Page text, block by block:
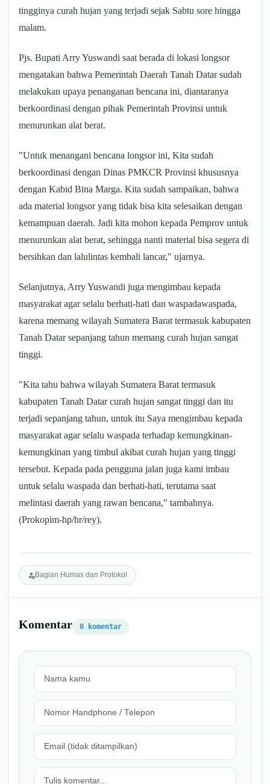
tingginya curah hujan yang terjadi sejak Sabtu sore hingga
malam.
Pjs. Bupati Arry Yuswandi saat berada di lokasi longsor
mengatakan bahwa Pemerintah Daerah Tanah Datar sudah
melakukan upaya penanganan bencana ini, diantaranya
berkoordinasi dengan pihak Pemerintah Provinsi untuk
menurunkan alat berat.
"Untuk menangani bencana longsor ini, Kita sudah
berkoordinasi dengan Dinas PMKCR Provinsi khususnya
dengan Kabid Bina Marga. Kita sudah sampaikan, bahwa
ada material longsor yang tidak bisa kita selesaikan dengan
kemampuan daerah. Jadi kita mohon kepada Pemprov untuk
menurunkan alat berat, sehingga nanti material bisa segera di
bersihkan dan lalulintas kembali lancar," ujarnya.
Selanjutnya, Arry Yuswandi juga mengimbau kepada
masyarakat agar selalu berhati-hati dan waspadawaspada,
karena memang wilayah Sumatera Barat termasuk kabupaten
Tanah Datar sepanjang tahun memang curah hujan sangat
tinggi.
"Kita tahu bahwa wilayah Sumatera Barat termasuk
kabupaten Tanah Datar curah hujan sangat tinggi dan itu
terjadi sepanjang tahun, untuk itu Saya mengimbau kepada
masyarakat agar selalu waspada terhadap kemungkinan-
kemungkinan yang timbul akibat curah hujan yang tinggi
tersebut. Kepada pada pengguna jalan juga kami imbau
untuk selalu waspada dan berhati-hati, terutama saat
melintasi daerah yang rawan bencana," tambahnya.
(Prokopim-hp/hr/rey).
Bagian Humas dan Protokol
Komentar 0 komentar